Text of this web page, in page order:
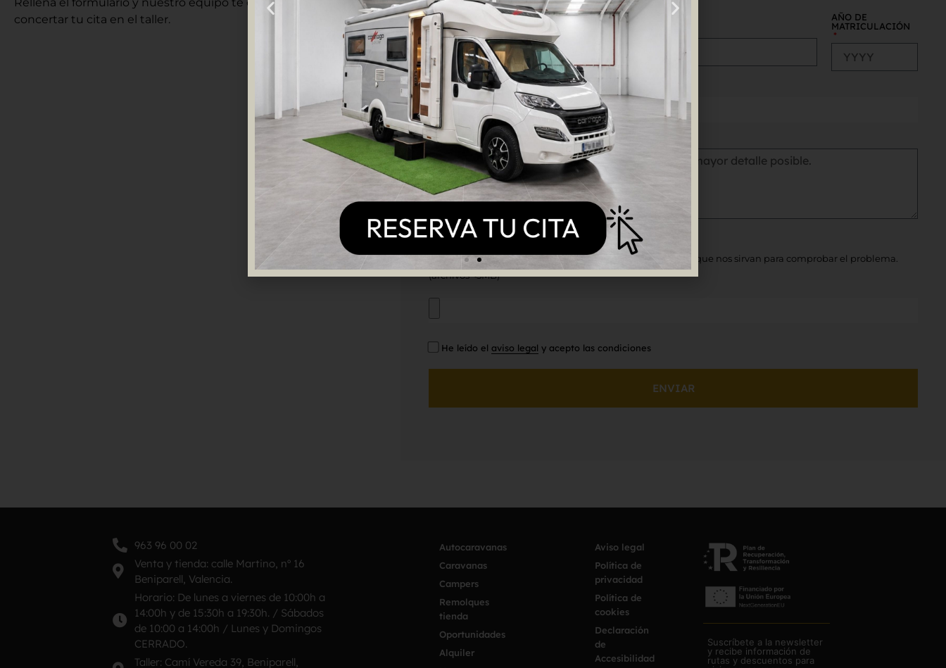
Rellena el formulario y nuestro equipo te contactará para
concertar tu cita en el taller.
MATRÍCULA NÚMERO DE BASTIDOR
AÑO DE
MATRICULACIÓN
ADJUNTAR FICHA TÉCNICA DEL VECHÍCULO (<5MB)
SOLICITUD
OTROS ARCHIVOS
A continuación puedes adjuntar imágenes y documentos que nos sirvan para comprobar el problema.
(archivos <5MB)
He leído elaviso legal y acepto las condiciones
ENVIAR
963 96 00 02
Venta y tienda: calle Martino, nº 16
Beniparell, Valencia.
Horario: De lunes a viernes de 10:00h a
14:00h y de 15:30h a 19:30h. / Sábados
de 10:00 a 14:00h / Lunes y Domingos
CERRADO.
Taller: Camí Vereda 39, Beniparell,
Autocaravanas
Caravanas
Campers
Remolques
tienda
Oportunidades
Alquiler
Aviso legal
Política de
privacidad
Política de
cookies
Declaración
de
Accesibilidad
Suscríbete a la newsletter
y recibe información de
rutas y descuentos para